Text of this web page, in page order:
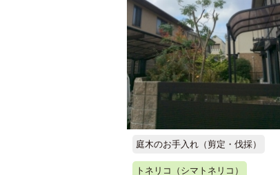
庭木のお手入れ（剪定・伐採）
トネリコ（シマトネリコ）